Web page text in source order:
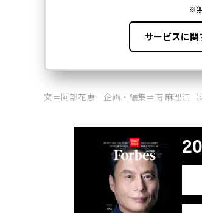
文＝阿部花恵 企画・編集＝南 麻理江